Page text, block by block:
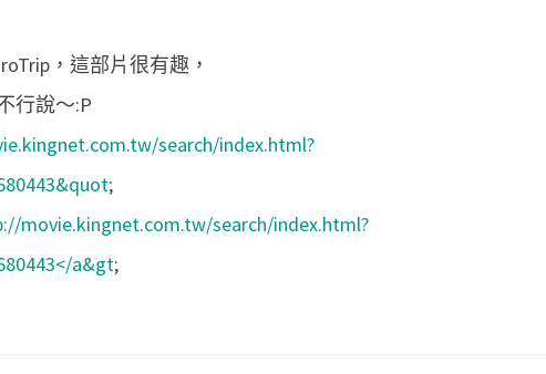
，這部片很有趣，
行說～:P
search/index.html?
;
movie.kingnet.com.tw/search/index.html?
a&gt;